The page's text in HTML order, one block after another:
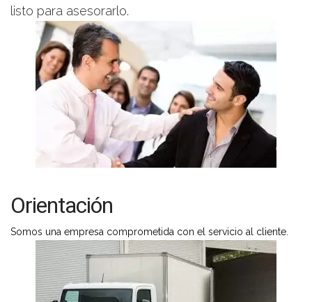
listo para asesorarlo.
Orientación
Somos una empresa comprometida con el servicio al cliente.